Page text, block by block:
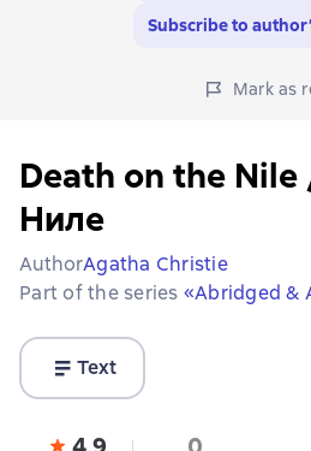
Subscribe to
Mark as
Death on the
Ниле
AuthorAgatha Christie
Part of the series «Abridged &
Text